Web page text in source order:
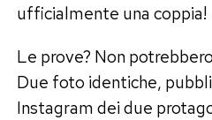
ufficialmente una coppia!
Le prove? Non
Due foto identiche,
Instagram dei due